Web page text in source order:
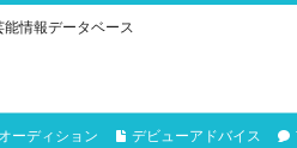
情報データベース
ーディション デビューアドバイス